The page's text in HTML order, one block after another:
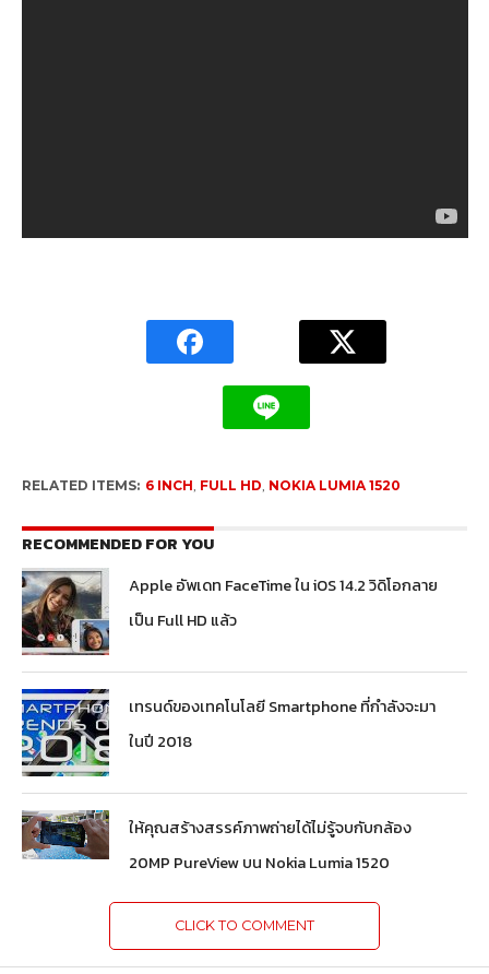
RELATED ITEMS: 6 INCH FULL HD NOKIA LUMIA 1520
RECOMMENDED FOR YOU
Apple อัพเดท FaceTime ใน iOS 14.2 วิดิโอกลาย
เป็น Full HD แล้ว
เทรนด์ของเทคโนโลยี Smartphone ที่กำลังจะมา
ในปี 2018
ให้คุณสร้างสรรค์ภาพถ่ายได้ไม่รู้จบกับกล้อง
20MP PureView บน Nokia Lumia 1520
CLICK TO COMMENT